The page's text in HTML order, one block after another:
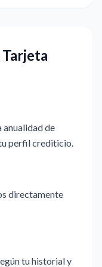
anualidad de
perfil crediticio.
directamente
tu historial y